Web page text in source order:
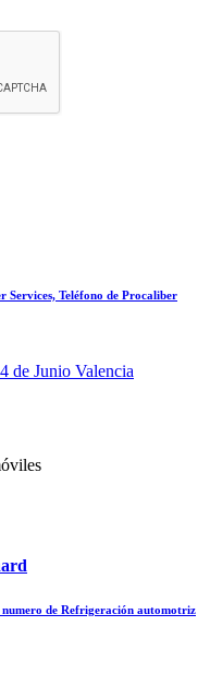
Services, Teléfono de Procaliber
de Junio Valencia
de Refrigeración automotriz